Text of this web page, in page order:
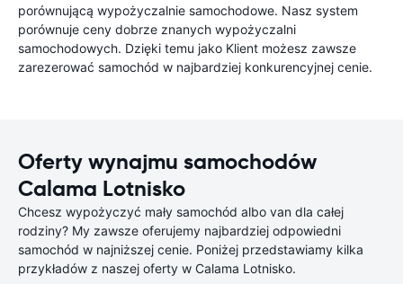
porównującą wypożyczalnie samochodowe. Nasz system
porównuje ceny dobrze znanych wypożyczalni
samochodowych. Dzięki temu jako Klient możesz zawsze
zarezerować samochód w najbardziej konkurencyjnej cenie.
Oferty wynajmu samochodów
Calama Lotnisko
Chcesz wypożyczyć mały samochód albo van dla całej
rodziny? My zawsze oferujemy najbardziej odpowiedni
samochód w najniższej cenie. Poniżej przedstawiamy kilka
przykładów z naszej oferty w Calama Lotnisko.